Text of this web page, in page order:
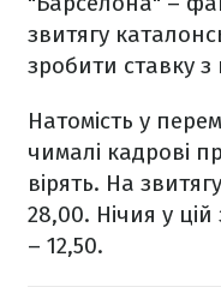
звитягу
зробити ставку з
Натомість у
чималі кадрові
вірять. На
28,00. Нічия у
– 12,50.